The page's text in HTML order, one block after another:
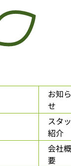
お知ら
せ
スタ
紹介
会社概
要